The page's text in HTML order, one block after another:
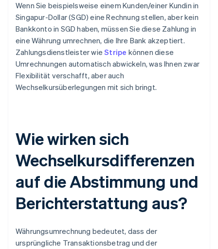
Wenn Sie beispielsweise einem Kunden/einer Kundin in
Singapur-Dollar (SGD) eine Rechnung stellen, aber kein
Bankkonto in SGD haben, müssen Sie diese Zahlung in
eine Währung umrechnen, die Ihre Bank akzeptiert.
Zahlungsdienstleister wieStripe können diese
Umrechnungen automatisch abwickeln, was Ihnen zwar
Flexibilität verschafft, aber auch
Wechselkursüberlegungen mit sich bringt.
Wie wirken sich
Wechselkursdifferenzen
auf die Abstimmung und
Berichterstattung aus?
Währungsumrechnung bedeutet, dass der
ursprüngliche Transaktionsbetrag und der